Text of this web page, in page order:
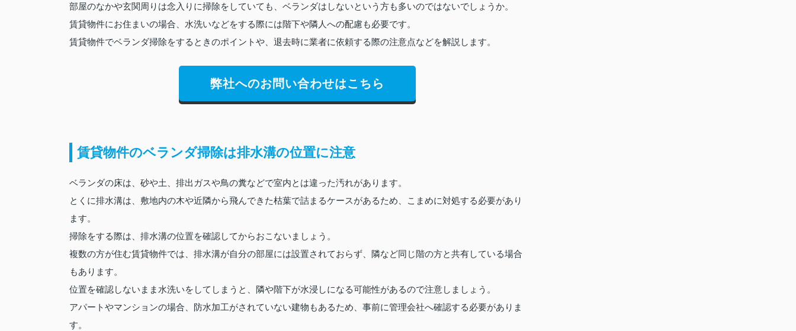
部屋のなかや玄関周りは念入りに掃除をしていても、ベランダはしないという方も多いのではないでしょうか。
賃貸物件にお住まいの場合、水洗いなどをする際には階下や隣人への配慮も必要です。
賃貸物件でベランダ掃除をするときのポイントや、退去時に業者に依頼する際の注意点などを解説します。
弊社へのお問い合わせはこちら
賃貸物件のベランダ掃除は排水溝の位置に注意
ベランダの床は、砂や土、排出ガスや鳥の糞などで室内とは違った汚れがあります。
とくに排水溝は、敷地内の木や近隣から飛んできた枯葉で詰まるケースがあるため、こまめに対処する必要があり
ます。
掃除をする際は、排水溝の位置を確認してからおこないましょう。
複数の方が住む賃貸物件では、排水溝が自分の部屋には設置されておらず、隣など同じ階の方と共有している場合
もあります。
位置を確認しないまま水洗いをしてしまうと、隣や階下が水浸しになる可能性があるので注意しましょう。
アパートやマンションの場合、防水加工がされていない建物もあるため、事前に管理会社へ確認する必要がありま
す。